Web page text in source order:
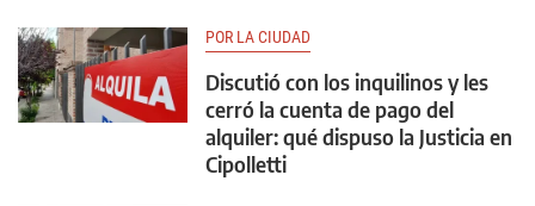
POR LA CIUDAD
Discutió con los inquilinos y les
cerró la cuenta de pago del
alquiler: qué dispuso la Justicia en
Cipolletti